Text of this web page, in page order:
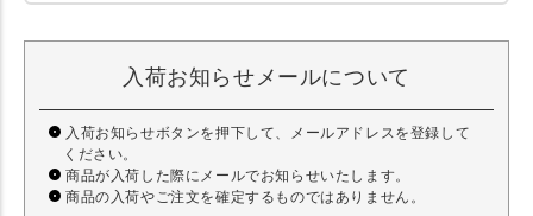
入荷お知らせメールについて
入荷お知らせボタンを押下して、メールアドレスを登録して
ください。
商品が入荷した際にメールでお知らせいたします。
商品の入荷やご注文を確定するものではありません。